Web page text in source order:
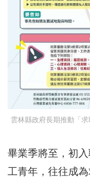
雲林縣政府長期推動「
畢業季將至，初
工青年，往往成